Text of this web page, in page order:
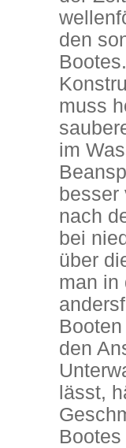
den
muss
im
besser
nach
bei
über
man in
den
lässt,
Bootes